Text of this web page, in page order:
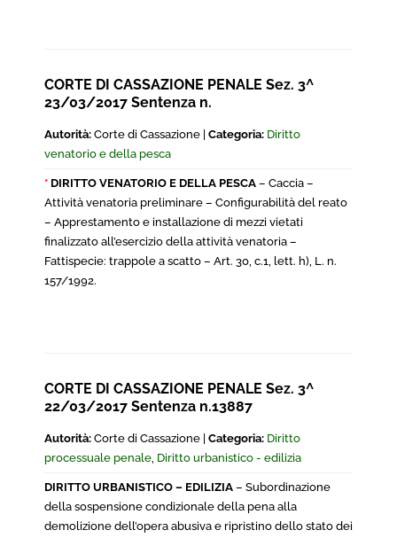
CORTE DI CASSAZIONE PENALE Sez. 3^
23/03/2017 Sentenza n.
Autorità: Corte di Cassazione | Categoria: Diritto
venatorio e della pesca
* DIRITTO VENATORIO E DELLA PESCA – Caccia –
Attività venatoria preliminare – Configurabilità del reato
– Apprestamento e installazione di mezzi vietati
finalizzato all’esercizio della attività venatoria –
Fattispecie: trappole a scatto – Art. 30, c.1, lett. h), L. n.
157/1992.
CORTE DI CASSAZIONE PENALE Sez. 3^
22/03/2017 Sentenza n.13887
Autorità: Corte di Cassazione | Categoria: Diritto
processuale penale, Diritto urbanistico - edilizia
DIRITTO URBANISTICO – EDILIZIA – Subordinazione
della sospensione condizionale della pena alla
demolizione dell’opera abusiva e ripristino dello stato dei